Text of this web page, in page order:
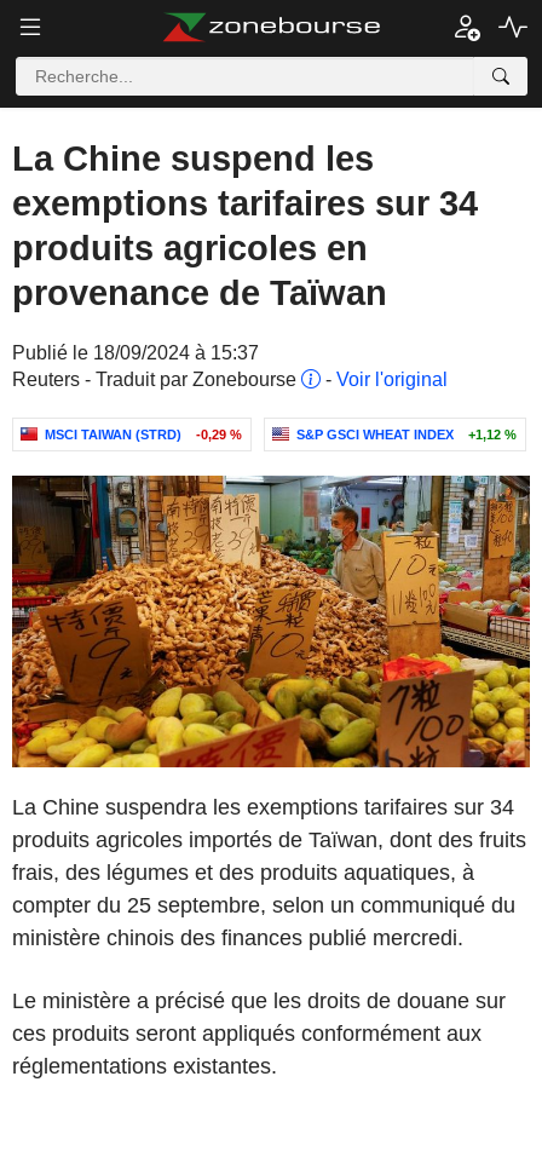
La Chine suspend les
exemptions tarifaires sur 34
produits agricoles en
provenance de Taïwan
Publié le 18/09/2024 à 15:37
Reuters - Traduit par Zonebourse
- Voir l'original
MSCI TAIWAN (STRD) -0,29 % S&P GSCI WHEAT INDEX +1,12 %
La Chine suspendra les exemptions tarifaires sur 34
produits agricoles importés de Taïwan, dont des fruits
frais, des légumes et des produits aquatiques, à
compter du 25 septembre, selon un communiqué du
ministère chinois des finances publié mercredi.
Le ministère a précisé que les droits de douane sur
ces produits seront appliqués conformément aux
réglementations existantes.